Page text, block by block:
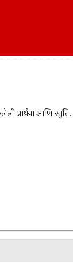
प्रार्थना आणि स्तुति.